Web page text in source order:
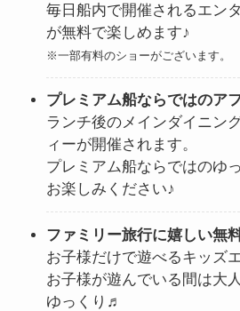
毎日船内で開催されるエン
が無料で楽しめます♪
※一部有料のショーがございます。
プレミアム船ならではのア
ランチ後のメインダイニン
ィーが開催されます。
プレミアム船ならではのゆ
お楽しみください♪
ファミリー旅行に嬉しい無
お子様だけで遊べるキッズ
お子様が遊んでいる間は大
ゆっくり♬